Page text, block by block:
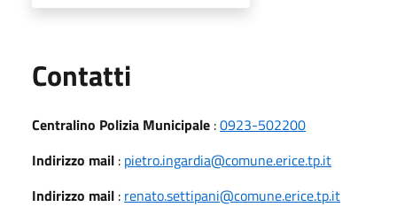
Contatti
Centralino Polizia Municipale :0923-502200
Indirizzo mail : pietro.ingardia@comune.erice.tp.it
Indirizzo mail : renato.settipani@comune.erice.tp.it